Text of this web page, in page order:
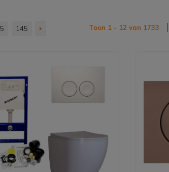
5 145 Toon 1 - 12 van 1733